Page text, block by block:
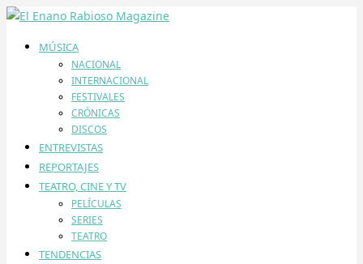
MÚSICA
NACIONAL
INTERNACIONAL
FESTIVALES
CRÓNICAS
DISCOS
ENTREVISTAS
REPORTAJES
TEATRO, CINE Y TV
PELÍCULAS
SERIES
TEATRO
TENDENCIAS